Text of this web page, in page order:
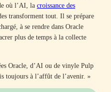
où l’AI, la croissance des
transforment tout. Il se prépare
à se rendre dans Oracle
plus de temps à la collecte
Oracle, d’AI ou de vinyle Pulp
toujours à l’affût de l’avenir. »